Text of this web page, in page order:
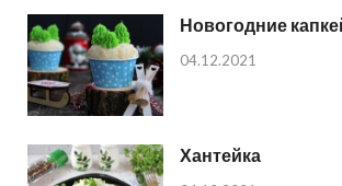
Новогодние
04.12.2021
Хантейка